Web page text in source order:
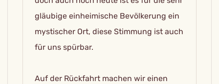
gläubige einheimische Bevölkerung ein
mystischer Ort, diese Stimmung ist auch
für uns spürbar.
Auf der Rückfahrt machen wir einen